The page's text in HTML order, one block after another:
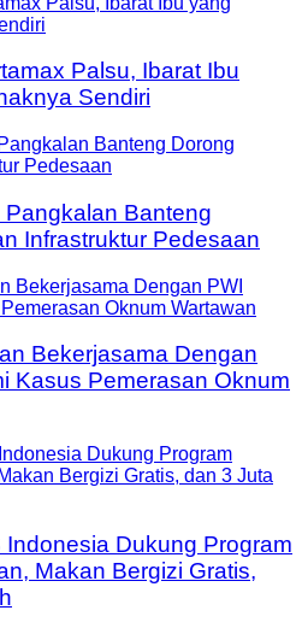
Palsu, Ibarat Ibu
Sendiri
Banteng
Infrastruktur Pedesaan
Bekerjasama Dengan
Kasus Pemerasan Oknum
Indonesia Dukung Program
Makan Bergizi Gratis,